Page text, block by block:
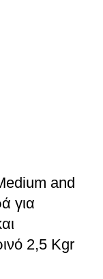
and
για
2,5 Kgr